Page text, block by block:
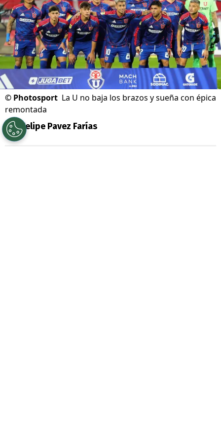
© Photosport La U no baja los brazos y sueña con épica
remontada
Por Felipe Pavez Farías